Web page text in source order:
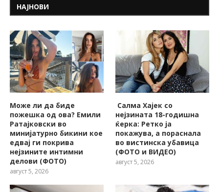
НАЈНОВИ
Може ли да биде
пожешкa од ова? Емили
Ратајковски во
минијатурно бикини кое
едвај ги покрива
нејзините интимни
делови (ФОТО)
август 5, 2026
Салма Хајек со
нејзината 18-годишна
ќерка: Ретко ја
покажува, a пораснала
во вистинска убавица
(ФОТО и ВИДЕО)
август 5, 2026